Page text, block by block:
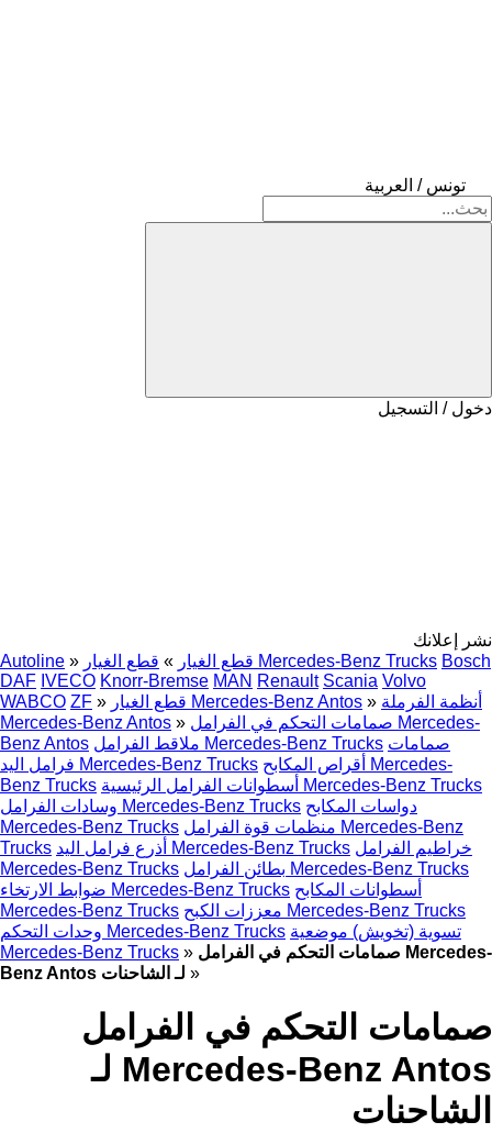
تونس / العربية
دخول / التسجيل
نشر إعلانك
Autoline » قطع الغيار » قطع الغيار Mercedes-Benz Trucks Bosch
DAF IVECO Knorr-Bremse MAN Renault Scania Volvo
WABCO ZF » قطع الغيار Mercedes-Benz Antos » أنظمة الفرملة
Mercedes-Benz Antos » صمامات التحكم في الفرامل Mercedes-
Benz Antos
ملاقط الفرامل Mercedes-Benz Trucks صمامات
فرامل اليد Mercedes-Benz Trucks أقراص المكابح Mercedes-
Benz Trucks
أسطوانات الفرامل الرئيسية Mercedes-Benz Trucks
وسادات الفرامل Mercedes-Benz Trucks دواسات المكابح
Mercedes-Benz Trucks منظمات قوة الفرامل Mercedes-Benz
Trucks
أذرع فرامل اليد Mercedes-Benz Trucks خراطيم الفرامل
Mercedes-Benz Trucks
بطائن الفرامل Mercedes-Benz Trucks
ضوابط الارتخاء Mercedes-Benz Trucks أسطوانات المكابح
Mercedes-Benz Trucks
معززات الكبح Mercedes-Benz Trucks
وحدات التحكم Mercedes-Benz Trucks تسوية (تخويش) موضعية
Mercedes-Benz Trucks » صمامات التحكم في الفرامل Mercedes-
Benz Antos لـ الشاحنات »
صمامات التحكم في الفرامل
Mercedes-Benz Antos لـ
الشاحنات